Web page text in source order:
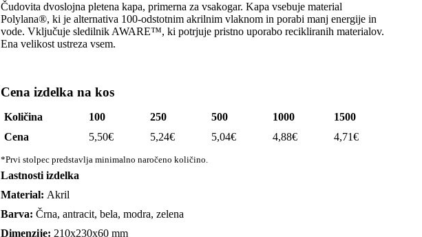
Čudovita dvoslojna pletena kapa, primerna za vsakogar. Kapa vsebuje material
Polylana®, ki je alternativa 100-odstotnim akrilnim vlaknom in porabi manj energije in
vode. Vključuje sledilnik AWARE™, ki potrjuje pristno uporabo recikliranih materialov.
Ena velikost ustreza vsem.
Cena izdelka na kos
Količina 100 250 500 1000
1500
Cena
5,50€ 5,24€ 5,04€ 4,88€ 4,71€
*Prvi stolpec predstavlja minimalno naročeno količino.
Lastnosti izdelka
Material: Akril
Barva: Črna, antracit, bela, modra, zelena
Dimenzije: 210x230x60 mm